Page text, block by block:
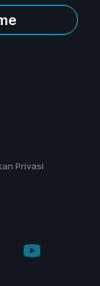
Privasi